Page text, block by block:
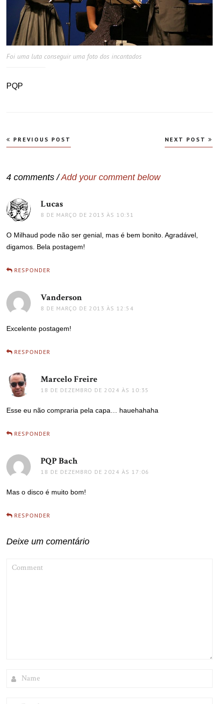
Foi uma luta conseguir uma foto dos incantados
PQP
Navegação
de
PREVIOUS POST NEXT POST
4 comments /Add your comment below
Lucas
8 DE MARÇO DE 2013 ÀS 10:31
O Milhaud pode não ser genial, mas é bem bonito. Agradável,
digamos. Bela postagem!
RESPONDER
Vanderson
8 DE MARÇO DE 2013 ÀS 12:54
Excelente postagem!
RESPONDER
Marcelo Freire
18 DE DEZEMBRO DE 2024 ÀS 10:35
Esse eu não compraria pela capa… hauehahaha
RESPONDER
PQP Bachdisse:
18 DE DEZEMBRO DE 2024 ÀS 17:06
Mas o disco é muito bom!
RESPONDER
Deixe um comentário